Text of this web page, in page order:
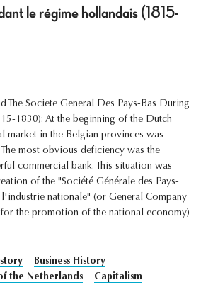
le régime hollandais (1815-
The Societe General Des Pays-Bas During
1830): At the beginning of the Dutch
market in the Belgian provinces was
most obvious deficiency was the
commercial bank. This situation was
of the "Société Générale des Pays-
nationale" (or General Company
the promotion of the national economy)
Business History
the Netherlands
Capitalism